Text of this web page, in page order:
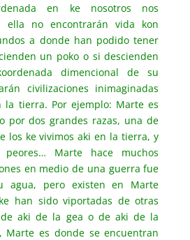
en ke nosotros nos
ella no encontrarán vida kon
a donde han podido tener
un poko o si descienden
dimencional de su
civilizaciones inimaginadas
la tierra. Por ejemplo: Marte es
por dos grandes razas, una de
los ke vivimos aki en la tierra, y
Marte hace muchos
en medio de una guerra fue
agua, pero existen en Marte
han sido viportadas de otras
aki de la gea o de aki de la
Marte es donde se encuentran